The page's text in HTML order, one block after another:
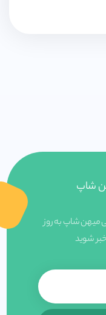
شاپ
میهن شاپ به روز
شوید